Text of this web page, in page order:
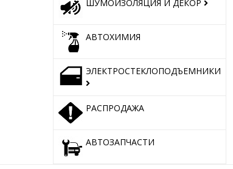
ШУМОИЗОЛЯЦИЯ И ДЕКОР
АВТОХИМИЯ
ЭЛЕКТРОСТЕКЛОПОДЪЕМНИКИ
РАСПРОДАЖА
АВТОЗАПЧАСТИ